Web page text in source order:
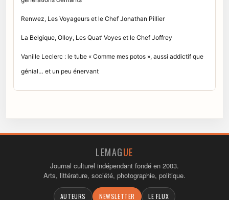
Renwez, Les Voyageurs et le Chef Jonathan Pillier
La Belgique, Olloy, Les Quat’ Voyes et le Chef Joffrey
Vanille Leclerc : le tube « Comme mes potos », aussi addictif que
génial… et un peu énervant
LEMAGUE
Journal culturel indépendant fondé en 2003.
Arts, littérature, société, photographie, politique.
AUTEURS NEWSLETTER LE FLUX